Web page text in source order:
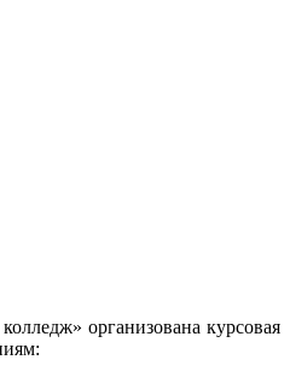
организована курсовая